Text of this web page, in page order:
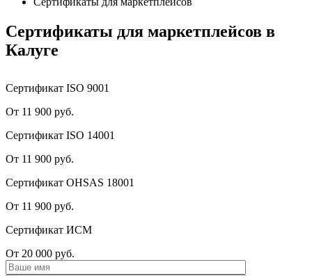
Сертификаты для маркетплейсов в
Калуге
Сертификат ISO 9001
От 11 900 руб.
Сертификат ISO 14001
От 11 900 руб.
Сертификат OHSAS 18001
От 11 900 руб.
Сертификат ИСМ
От 20 000 руб.